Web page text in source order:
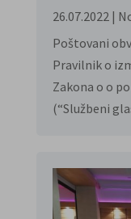
26.07.2022 |
Poštovani
Pravilnik o
Zakona o o
(“Službeni